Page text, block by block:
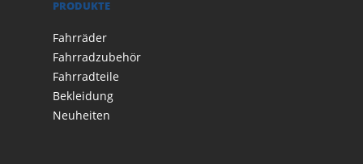
PRODUKTE
Fahrräder
Fahrradzubehör
Fahrradteile
Bekleidung
Neuheiten